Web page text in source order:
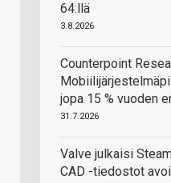
64:llä
3.8.2026
Counterpoint
jopa 15 % vuoden
31.7.2026
Valve julkaisi
CAD -tiedostot